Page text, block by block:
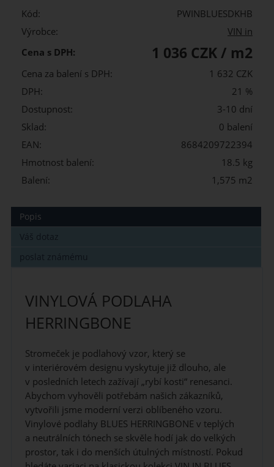
Kód:
PWINBLUESDKHB
Výrobce:
VIN in
Cena s DPH:
1 036 CZK / m2
Cena za balení s DPH:
1 632 CZK
DPH:
21 %
Dostupnost:
3-10 dní
Sklad:
0 balení
EAN:
8684209722394
Hmotnost balení:
18.5 kg
Balení:
1,575 m2
Popis
Váš dotaz
poslat známému
VINYLOVÁ PODLAHA
HERRINGBONE
Stromeček je podlahový vzor, který se
v interiérovém designu vyskytuje již dlouho, ale
v posledních letech zažívají „rybí kosti“ renesanci.
Abychom vyhověli potřebám našich zákazníků,
vytvořili jsme moderní verzi oblíbeného vzoru.
Vinylové podlahy BLUES HERRINGBONE v teplých
a neutrálních tónech se skvěle hodí jak do velkých
prostor, tak i do menších útulných místností. Pokud